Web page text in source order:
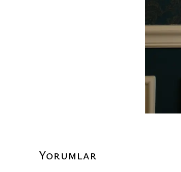
Yorumlar